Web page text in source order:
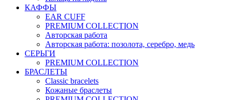
КАФФЫ
EAR CUFF
PREMIUM COLLECTION
Авторская работа
Авторская работа: позолота, серебро, медь
СЕРЬГИ
PREMIUM COLLECTION
БРАСЛЕТЫ
Classic bracelets
Кожаные браслеты